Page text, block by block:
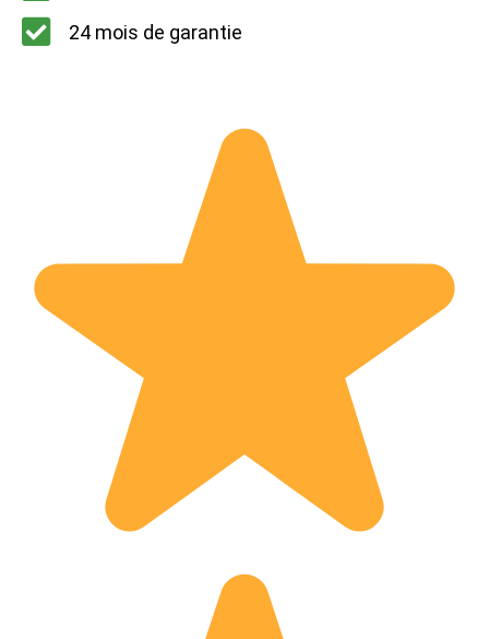
24 mois de garantie